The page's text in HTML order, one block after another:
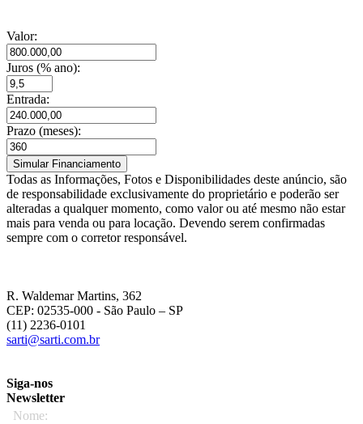
Valor:
Juros (% ano):
Entrada:
Prazo (meses):
Todas as Informações, Fotos e Disponibilidades deste anúncio, são
de responsabilidade exclusivamente do proprietário e poderão ser
alteradas a qualquer momento, como valor ou até mesmo não estar
mais para venda ou para locação. Devendo serem confirmadas
sempre com o corretor responsável.
R. Waldemar Martins, 362
CEP: 02535-000 - São Paulo – SP
(11) 2236-0101
sarti@sarti.com.br
Siga-nos
Newsletter
Nome: